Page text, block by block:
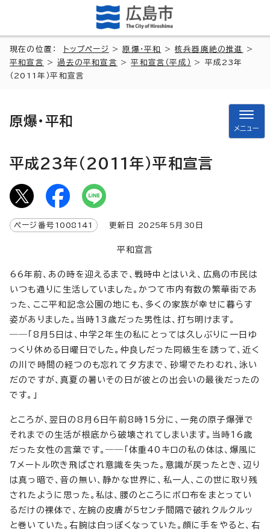
現在の位置： トップページ >原爆・平和 >核兵器廃絶の推進
>
平和宣言
>過去の平和宣言 >平和宣言（平成）
> 平成23年
（2011年）平和宣言
原爆・平和
メニュー
平成23年（2011年）平和宣言
ページ番号 1008141 更新日 2025年5月 30 日
平和宣言
66年前、あの時を迎えるまで、戦時中とはいえ、広島の市民は
いつも通りに生活していました。かつて市内有数の繁華街であ
った、ここ平和記念公園の地にも、多くの家族が幸せに暮らす
姿がありました。当時13歳だった男性は、打ち明けます。
――「8月5日は、中学2年生の私にとっては久しぶりに一日ゆ
っくり休める日曜日でした。仲良しだった同級生を誘って、近く
の川で時間の経つのも忘れて夕方まで、砂場でたわむれ、泳い
だのですが、真夏の暑いその日が彼との出会いの最後だったの
です。」
ところが、翌日の8月6日午前8時15分に、一発の原子爆弾で
それまでの生活が根底から破壊されてしまいます。当時16歳
だった女性の言葉です。――「体重40キロの私の体は、爆風に
7メートル吹き飛ばされ意識を失った。意識が戻ったとき、辺り
は真っ暗で、音の無い、静かな世界に、私一人、この世に取り残
されたように思った。私は、腰のところにボロ布をまとってい
るだけの裸体で、左腕の皮膚が5センチ間隔で破れクルクルッ
と巻いていた。右腕は白っぽくなっていた。顔に手をやると、右